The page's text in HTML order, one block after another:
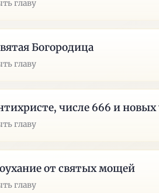
главу
Богородица
главу
числе 666 и
главу
от святых мощей
главу